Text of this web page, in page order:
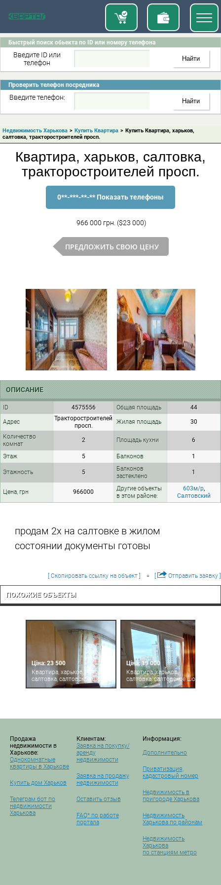
Быстрый поиск обьекта по ID или номеру телефона
Введите ID или
телефон
Проверить телефон посредника
Введите телефон:
Недвижимость Харькова > Купить Квартира > Купить Квартира, харьков,
салтовка, тракторостроителей просп.
Квартира, харьков, салтовка,
тракторостроителей просп.
0**-***-**-** Показать телефоны
966 000 грн. ($23 000)
ПРЕДЛОЖИТЬ СВОЮ ЦЕНУ
ОПИСАНИЕ
ID 4575556 Общая площадь 44
Адрес
Тракторостроителей
просп.
Жилая площадь 30
Количество
комнат
2 Площадь кухни 6
Этаж 5 Балконов 1
Этажность 5
Балконов
застеклено
1
Цена, грн 966000
Другие объекты
в этом районе:
603м/р,
Салтовский
продам 2х на салтовке в жилом
состоянии документы готовы
[ Скопировать ссылку на объект ] Отправить заявку ]
ПОХОЖИЕ ОБЪЕКТЫ
Ціна: 23 500
Квартира, харьков,
салтовка, салтовское шоссе
Ціна: 19 000
Квартира, харьков,
салтовка, салтовское шоссе
Продажа
недвижимости в
Харькове:
Однокомнатные
квартиры в Харькове
Купить дом Харьков
Телеграм бот по
недвижимости
Харькова
Клиентам:
Заявка на покупку/
аренду
недвижимости
Заявка на продажу
недвижимости
Оставить отзыв
FAQ* по работе
портала
Информация:
Дополнительно
Приватизация,
кадастровый номер
Недвижимость в
пригороде Харькова
Недвижимость
Харькова по районам
Недвижимость
Харькова
по станциям метро